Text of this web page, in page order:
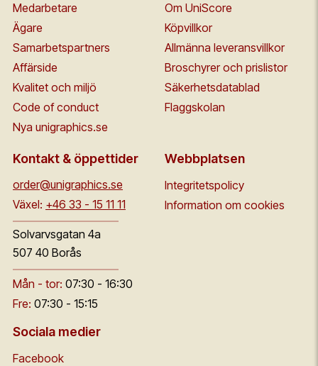
Medarbetare
Ägare
Samarbetspartners
Affärside
Kvalitet och miljö
Code of conduct
Nya unigraphics.se
Om UniScore
Köpvillkor
Allmänna leveransvillkor
Broschyrer och prislistor
Säkerhetsdatablad
Flaggskolan
Kontakt & öppettider
order@unigraphics.se
Växel: +46 33 - 15 11 11
Solvarvsgatan 4a
507 40 Borås
Mån - tor: 07:30 - 16:30
Fre: 07:30 - 15:15
Webbplatsen
Integritetspolicy
Information om cookies
Sociala medier
Facebook